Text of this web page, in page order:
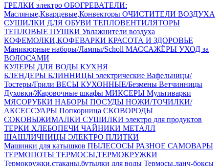
ГРЕЛКИ электро ОБОГРЕВАТЕЛИ:
Масляные,Кварцевые,Конвекторы ОЧИСТИТЕЛИ ВОЗДУХА
СУШИЛКИ ДЛЯ ОБУВИ ТЕПЛОВЕНТИЛЯТОРЫ
ТЕПЛОВЫЕ ПУШКИ Увлажнители воздуха
КОФЕМОЛКИ,КОФЕВАРКИ КРАСОТА И ЗДОРОВЬЕ
Маникюрные наборы/Лампы/Scholl МАССАЖЁРЫ УХОД за
ВОЛОСАМИ
КУЛЕРЫ ДЛЯ ВОДЫ КУХНЯ
БЛЕНДЕРЫ БЛИННИЦЫ электрические Вафельницы/
Тостеры/Грили ВЕСЫ КУХОННЫЕ/Безмены Ветчинницы
Духовки/Жаровочные шкафы МИКСЕРЫ Мультиварки
МЯСОРУБКИ НАБОРЫ ПОСУДЫ НОЖИ/ТОЧИЛКИ/
АКСЕССУАРЫ Попкорница СКОВОРОДЫ
СОКОВЫЖИМАЛКИ СУШИЛКИ электро для продуктов
ТЕРКИ ХЛЕБОПЕЧИ ЧАЙНИКИ МЕТАЛЛ
ШАШЛИЧНИЦЫ ЭЛЕКТРО ПЛИТКИ
Машинки для катышков ПЫЛЕСОСЫ РАЗНОЕ САМОВАРЫ
ТЕРМОПОТЫ ТЕРМОСЫ,ТЕРМОКРУЖКИ
Термокружки,стаканы,бутылки для воды Термосы,ланч-боксы